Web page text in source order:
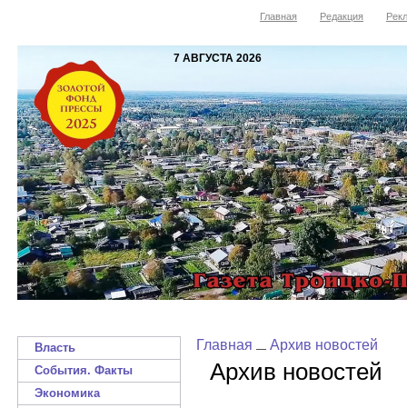
Главная Редакция
7 АВГУСТА 2026
Власть
События. Факты
Экономика
Главная Архив новостей
Архив новостей